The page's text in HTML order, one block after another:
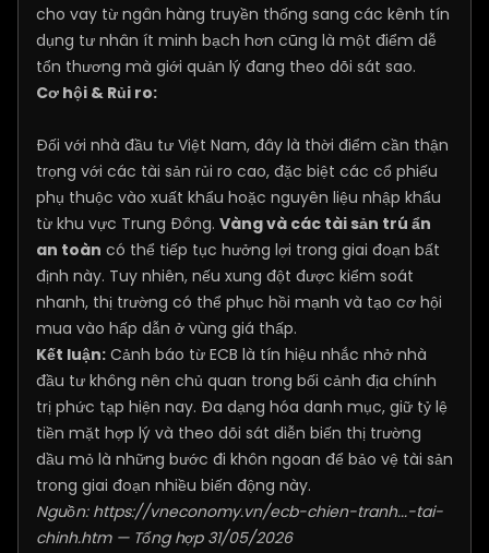
cho vay từ ngân hàng truyền thống sang các kênh tín
dụng tư nhân ít minh bạch hơn cũng là một điểm dễ
tổn thương mà giới quản lý đang theo dõi sát sao.
Cơ hội & Rủi ro:
Đối với nhà đầu tư Việt Nam, đây là thời điểm cần thận
trọng với các tài sản rủi ro cao, đặc biệt các cổ phiếu
phụ thuộc vào xuất khẩu hoặc nguyên liệu nhập khẩu
từ khu vực Trung Đông. Vàng và các tài sản trú ẩn
an toàn có thể tiếp tục hưởng lợi trong giai đoạn bất
định này. Tuy nhiên, nếu xung đột được kiểm soát
nhanh, thị trường có thể phục hồi mạnh và tạo cơ hội
mua vào hấp dẫn ở vùng giá thấp.
Kết luận: Cảnh báo từ ECB là tín hiệu nhắc nhở nhà
đầu tư không nên chủ quan trong bối cảnh địa chính
trị phức tạp hiện nay. Đa dạng hóa danh mục, giữ tỷ lệ
tiền mặt hợp lý và theo dõi sát diễn biến thị trường
dầu mỏ là những bước đi khôn ngoan để bảo vệ tài sản
trong giai đoạn nhiều biến động này.
Nguồn: https://vneconomy.vn/ecb-chien-tranh...-tai-
chinh.htm— Tổng hợp 31/05/2026